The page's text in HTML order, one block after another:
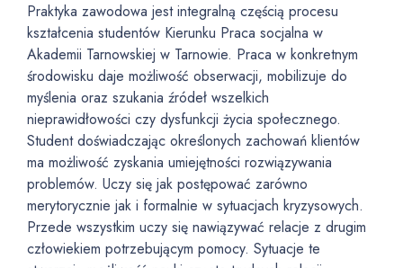
Praktyka zawodowa jest integralną częścią procesu
kształcenia studentów Kierunku Praca socjalna w
Akademii Tarnowskiej w Tarnowie. Praca w konkretnym
środowisku daje możliwość obserwacji, mobilizuje do
myślenia oraz szukania źródeł wszelkich
nieprawidłowości czy dysfunkcji życia społecznego.
Student doświadczając określonych zachowań klientów
ma możliwość zyskania umiejętności rozwiązywania
problemów. Uczy się jak postępować zarówno
merytorycznie jak i formalnie w sytuacjach kryzysowych.
Przede wszystkim uczy się nawiązywać relacje z drugim
człowiekiem potrzebującym pomocy. Sytuacje te